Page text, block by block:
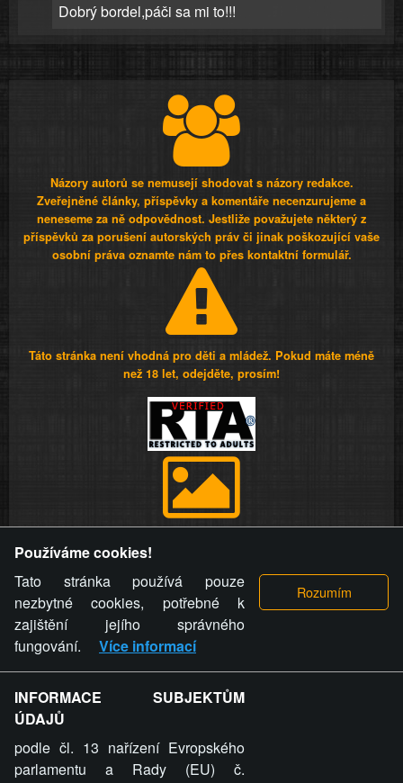
Dobrý bordel,páči sa mi to!!!
Názory autorů se nemusejí shodovat s názory redakce.
Zveřejněné články, příspěvky a komentáře necenzurujeme a
neneseme za ně odpovědnost. Jestliže považujete některý z
příspěvků za porušení autorských práv či jinak poškozující vaše
osobní práva oznamte nám to přes kontaktní formulář.
Táto stránka není vhodná pro děti a mládež. Pokud máte méně
než 18 let, odejděte, prosím!
videa a komentáře. Osoba, které se toto opatření provozovatele
stránky týče, ani osoba, která umístila fotografii nebo video na
stránku, nemůže z důvodu odstranění fotografie, videa nebo
komentáře pro výše uvedenou okolnost uplatnit vůči
provozovateli stránky žádný nárok na náhradu škody nebo
nemajetkové újmy.
ZVRÁCENÝ.CZ - Svět není zvrácenej. To jen
ty lidi...
Používáme cookies!
Tato stránka používá pouze
nezbytné cookies, potřebné k
zajištění jejího správného
fungování.
Více informací
INFORMACE SUBJEKTŮM
ÚDAJŮ
podle čl. 13 nařízení Evropského
parlamentu a Rady (EU) č.